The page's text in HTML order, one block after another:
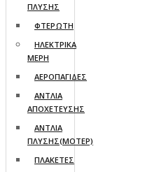
ΠΛΥΣΗΣ
ΦΤΕΡΩΤΗ
ΗΛΕΚΤΡΙΚΑ
ΜΕΡΗ
ΑΕΡΟΠΑΓΙΔΕΣ
ΑΝΤΛΙΑ
ΑΠΟΧΕΤΕΥΣΗΣ
ΑΝΤΛΙΑ
ΠΛΥΣΗΣ(ΜΟΤΕΡ)
ΠΛΑΚΕΤΕΣ